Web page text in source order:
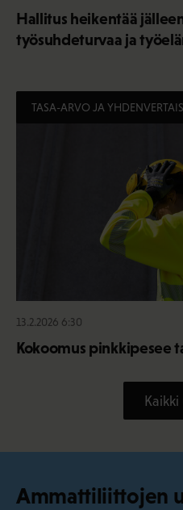
Hallitus heikentää
työsuhdeturvaa ja
TASA-ARVO JA
13.2.2026 6:30
Kokoomus pinkkipesee
Ammattiliittojen